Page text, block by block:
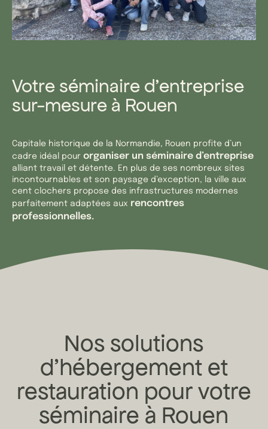
Votre séminaire d’entreprise
sur-mesure à Rouen
Capitale historique de la Normandie, Rouen profite d’un
cadre idéal pour organiser un séminaire d’entreprise
alliant travail et détente. En plus de ses nombreux sites
incontournables et son paysage d’exception, la ville aux
cent clochers propose des infrastructures modernes
parfaitement adaptées aux rencontres
professionnelles.
Nos solutions
d’hébergement et
restauration pour votre
séminaire à Rouen